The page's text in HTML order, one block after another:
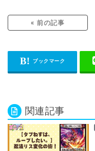
« 前の記事
関連記事